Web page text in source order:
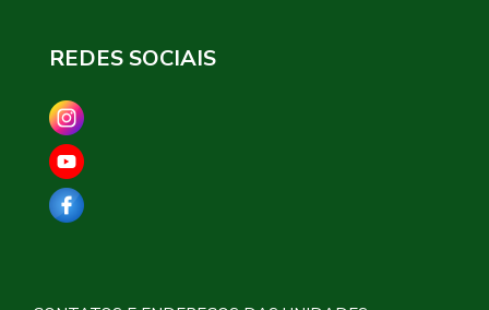
REDES SOCIAIS